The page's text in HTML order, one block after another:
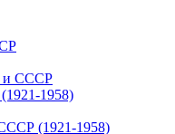
и СССР
1958)
(1921-1958)